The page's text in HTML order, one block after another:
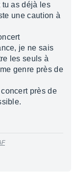
tu as déjà les
une caution à
je ne sais
les seuls à
genre près de
près de